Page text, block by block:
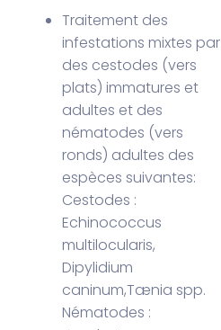
Traitement des
infestations mixtes par
des cestodes (vers
plats) immatures et
adultes et des
nématodes (vers
ronds) adultes des
espèces suivantes:
Cestodes :
Echinococcus
multilocularis,
Dipylidium
caninum,Tænia spp.
Nématodes :